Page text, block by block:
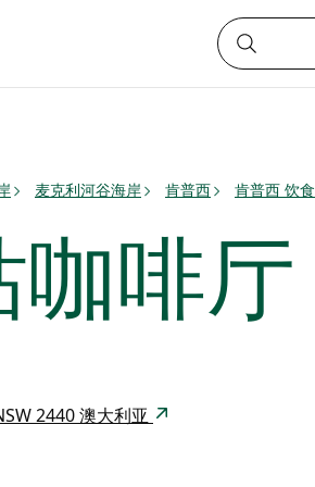
麦克利河谷海岸 肯普西 肯普西 饮食
咖啡厅
2440 澳大利亚